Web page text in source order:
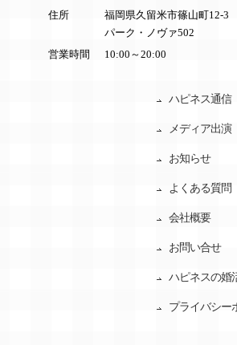
住所
福岡県久留米市篠山町12-3
パーク・ノヴァ502
営業時間
10:00～20:00
ハピネス通信
メディア出演
お知らせ
よくある質問
会社概要
お問い合せ
ハピネスの婚
プライバシー